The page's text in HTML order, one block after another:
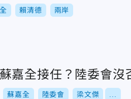
賴清德 兩岸
嘉全接任？陸委會
蘇嘉全 陸委會 梁文傑